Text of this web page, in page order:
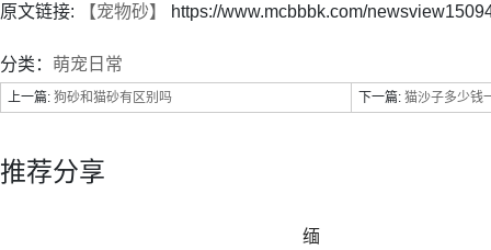
原文链接: 【宠物砂】 https://www.mcbbbk.com/
分类： 萌宠日常
上一篇: 狗砂和猫砂有区别吗 下一篇: 猫沙子多少钱
推荐分享
缅